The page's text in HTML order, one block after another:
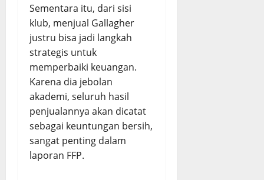
Sementara itu, dari sisi
klub, menjual Gallagher
justru bisa jadi langkah
strategis untuk
memperbaiki keuangan.
Karena dia jebolan
akademi, seluruh hasil
penjualannya akan dicatat
sebagai keuntungan bersih,
sangat penting dalam
laporan FFP.